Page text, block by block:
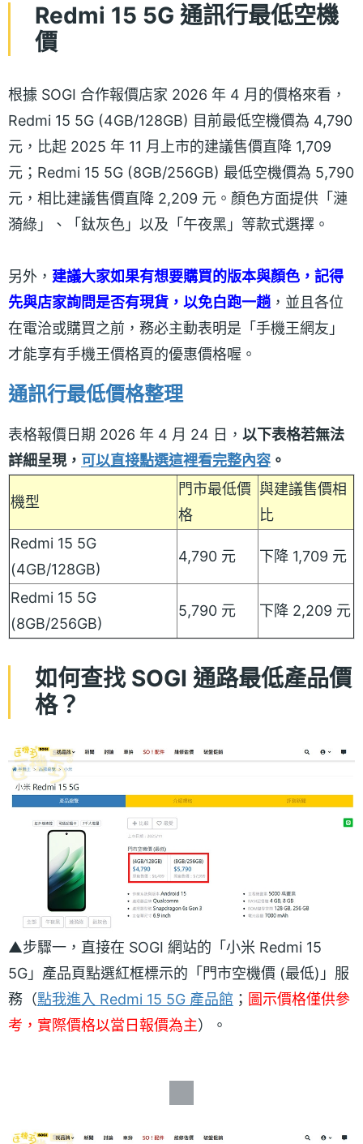
Redmi 15 5G 通訊行最低空機
價
根據 SOGI 合作報價店家 2026 年 4 月的價格來看，
Redmi 15 5G (4GB/128GB) 目前最低空機價為 4,790
元，比起 2025 年 11 月上市的建議售價直降 1,709
元；Redmi 15 5G (8GB/256GB) 最低空機價為 5,790
元，相比建議售價直降 2,209 元。顏色方面提供「漣
漪綠」、「鈦灰色」以及「午夜黑」等款式選擇。
另外， 建議大家如果有想要購買的版本與顏色，記得
先與店家詢問是否有現貨，以免白跑一趟 ，並且各位
在電洽或購買之前，務必主動表明是「手機王網友」
才能享有手機王價格頁的優惠價格喔。
通訊行最低價格整理
表格報價日期 2026 年 4 月 24 日， 以下表格若無法
詳細呈現， 可以直接點選這裡看完整內容 。
機型
門市最低價
格
與建議售價相
比
Redmi 15 5G
(4GB/128GB)
4,790 元 下降 1,709 元
Redmi 15 5G
(8GB/256GB)
5,790 元 下降 2,209 元
如何查找 SOGI 通路最低產品價
格？
▲步驟一，直接在 SOGI 網站的「小米 Redmi 15
5G」產品頁點選紅框標示的「門市空機價 (最低)」服
務（點我進入 Redmi 15 5G 產品館 ； 圖示價格僅供參
考，實際價格以當日報價為主）。